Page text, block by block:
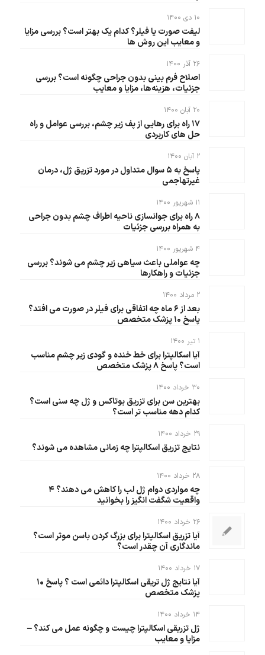
۱۰ دی ۱۴۰۰
لیفت صورت یا فیلر؟ کدام یک بهتر است؟ بررسی مزایا
و معایب این روش ها
۲۶ آذر ۱۴۰۰
اصلاح فرم بینی بدون جراحی چگونه است؟ بررسی
جزئیات، هزینه‌ها، مزایا و معایب
۲۰ آبان ۱۴۰۰
۱۷ راه برای رهایی از پف زیر چشم، بررسی عوامل و راه
حل های کاربردی
۲ آبان ۱۴۰۰
پاسخ به ۵ سوال متداول در مورد تزریق ژل، درمان
غیرتهاجمی
۱۱ شهریور ۱۴۰۰
۸ راه برای جوانسازی ناحیه اطراف چشم بدون جراحی
به همراه بررسی جزئیات
۴ شهریور ۱۴۰۰
چه عواملی باعث سیاهی زیر چشم می شوند؟ بررسی
جزئیات و راهکارها
۲ مرداد ۱۴۰۰
بعد از ۶ ماه چه اتفاقی برای فیلر در صورت می افتد؟
پاسخ ۱۰ پزشک متخصص
۱ تیر ۱۴۰۰
آیا اسکالپترا برای خط خنده و گودی زیر چشم مناسب
است؟ پاسخ ۸ پزشک متخصص
۳۰ خرداد ۱۴۰۰
بهترین سن برای تزریق بوتاکس و ژل چه سنی است؟
کدام دهه مناسب تر است؟
۲۹ خرداد ۱۴۰۰
نتایج تزریق اسکالپترا چه زمانی مشاهده می شوند؟
۲۸ خرداد ۱۴۰۰
چه مواردی دوام ژل لب را کاهش می دهند؟ ۴
واقعیت شگفت انگیز را بخوانید
۲۶ خرداد ۱۴۰۰
آیا تزریق اسکالپترا برای بزرگ کردن باسن موثر است؟
ماندگاری آن چقدر است؟
۱۷ خرداد ۱۴۰۰
آیا نتایج ژل تریقی اسکالپترا دائمی است ؟ پاسخ ۱۰
پزشک متخصص
۱۴ خرداد ۱۴۰۰
ژل تزریقی اسکالپترا چیست و چگونه عمل می کند؟ –
مزایا و معایب